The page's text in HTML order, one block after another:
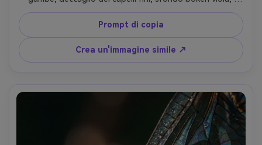
calda luce del sole mattutino con luce delicata del bordo,
Nikon D850, obiettivo macro 105mm, f/3.2, soggetto
tagliente, colori naturali, micro dettaglio ad alto
contrasto, fotografia macro professionale della fauna
selvatica- -ar 4:5
Prompt di copia
Crea un'immagine simile ↗